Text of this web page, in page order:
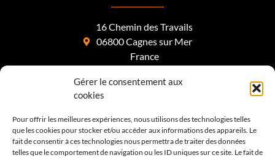
Gérer le consentement aux
cookies
Pour offrir les meilleures expériences, nous utilisons des technologies telles
que les cookies pour stocker et/ou accéder aux informations des appareils. Le
fait de consentir à ces technologies nous permettra de traiter des données
telles que le comportement de navigation ou les ID uniques sur ce site. Le fait de
16 Chemin des Travails
06800 Cagnes sur Mer
France
06 15 59 34 68
contact@altoiture.fr
A PROPOS